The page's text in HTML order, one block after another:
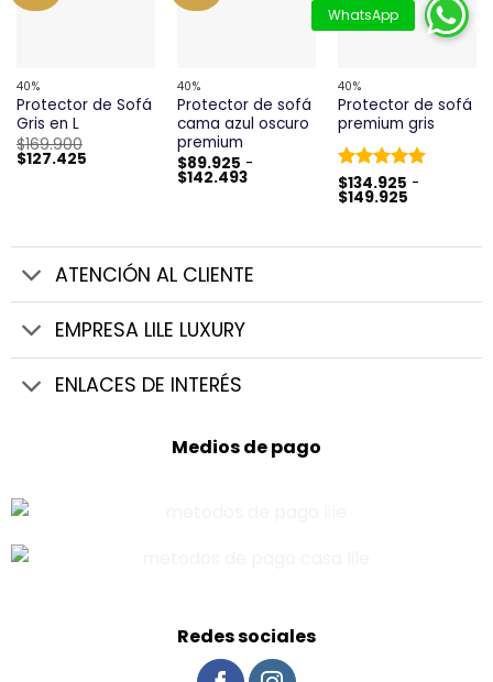
40%
Protector de Sofá
Gris en L
$169.900
El
precio
$127.425El
40%
Protector de sofá
cama azul oscuro
premium
$89.925 -
$142.493Rango
hasta
40%
Protector de sofá
premium gris
Valorado
con5de 5
$134.925 -
$149.925Rango
$134.925
ATENCIÓN AL CLIENTE
EMPRESA LILE LUXURY
ENLACES DE INTERÉS
Medios de pago
Redes sociales